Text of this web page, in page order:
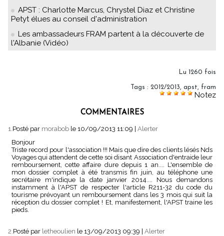
APST : Charlotte Marcus, Chrystel Diaz et Christine
Petyt élues au conseil d'administration
Les ambassadeurs FRAM partent à la découverte de
l'Albanie (Vidéo)
Lu 1260 fois
Tags : 2012/2013, apst, fram
Notez
COMMENTAIRES
1.Posté par morabob le 10/09/2013 11:09
Alerter
Bonjour
Triste record pour l'association !!! Mais que dire des clients lésés Nds
Voyages qui attendent de cette soi disant Association d'entraide leur
remboursement, cette affaire dure depuis 1 an.... L'ensemble de
mon dossier complet à été transmis fin juin, au téléphone une
secrétaire m'indique la date janvier 2014.... Nous demandons
instamment à l'APST de respecter l'article R211-32 du code du
tourisme prévoyant un remboursement dans les 3 mois qui suit la
réception du dossier complet ! Et, manifestement, l'APST traine les
pieds.
2.Posté par letheoulien le 13/09/2013 09:39
Alerter